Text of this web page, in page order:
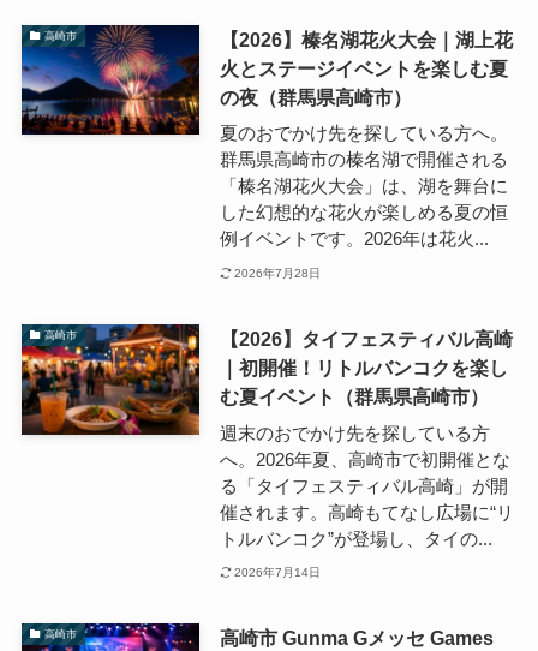
高崎市
【2026】榛名湖花火大会｜湖上花
火とステージイベントを楽しむ夏
の夜（群馬県高崎市）
夏のおでかけ先を探している方へ。
群馬県高崎市の榛名湖で開催される
「榛名湖花火大会」は、湖を舞台に
した幻想的な花火が楽しめる夏の恒
例イベントです。2026年は花火...
2026年7月28日
高崎市
【2026】タイフェスティバル高崎
｜初開催！リトルバンコクを楽し
む夏イベント（群馬県高崎市）
週末のおでかけ先を探している方
へ。2026年夏、高崎市で初開催とな
る「タイフェスティバル高崎」が開
催されます。高崎もてなし広場に“リ
トルバンコク”が登場し、タイの...
2026年7月14日
高崎市
高崎市 Gunma Gメッセ Games